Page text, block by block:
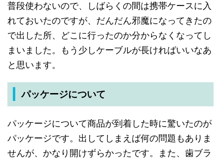
普段使わないので、 しばらくの間は携帯ケースに 入
れておいたのですが、 だんだん邪魔になって きたの
で出した 所、 どこに行ったのか分からなく なって し
まいました 。 もう少しケーブルが長ければいいなあ
と 思います。
パッケージについて
パッケージについて商品が到着した時に驚いたのが
パッケージです。 出して しまえば何の問題もありま
せんが、 かなり 開けずらかったです。 また 、 歯ブラ